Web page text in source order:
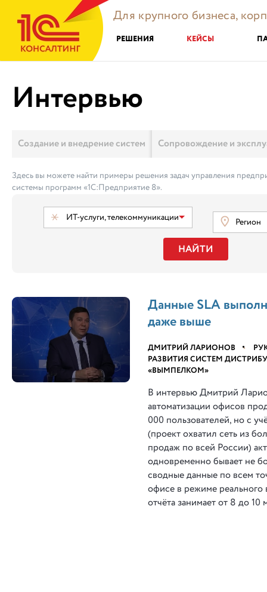
Для крупного бизнеса,
РЕШЕНИЯ КЕЙСЫ
Интервью
Создание и внедрение систем Сопровождение и
Здесь вы можете найти примеры решения задач управления
системы программ «1С:Предприятие 8».
ИТ-услуги, телекоммуникации Регион
НАЙТИ
Данные SLA
даже выше
ДМИТРИЙ ЛАРИОНОВ •
РАЗВИТИЯ СИСТЕМ
«ВЫМПЕЛКОМ»
В интервью Дмитрий
автоматизации офисов
000 пользователей, но с
(проект охватил сеть из
продаж по всей России)
одновременно бывает не
сводные данные по всем
офисе в режиме
отчёта занимает от 8 до 10